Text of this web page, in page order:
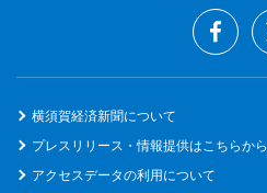
横須賀経済新聞について
プレスリリース・情報提供はこちらから
アクセスデータの利用について